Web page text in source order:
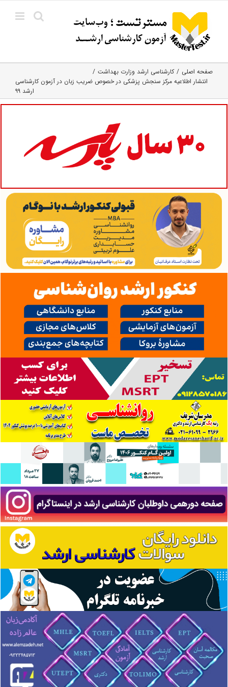
content
صفحه اصلی
کارشناسی ارشد وزارت بهداشت
انتشار اطلاعیه مرکز سنجش پزشکی در خصوص ضریب زبان در آزمون کارشناسی
ارشد ۹۹